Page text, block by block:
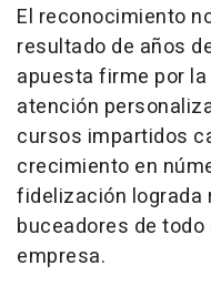
El reconocimiento
resultado de años
apuesta firme por
atención
cursos impartidos
crecimiento en
fidelización lograda
buceadores de
empresa.